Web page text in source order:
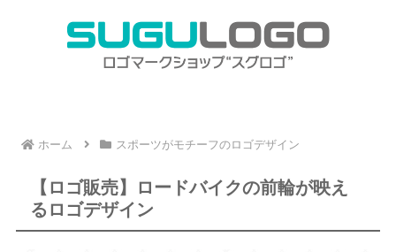
ホーム スポーツがモチーフのロゴデザイン
【ロゴ販売】ロードバイクの前輪が映え
るロゴデザイン